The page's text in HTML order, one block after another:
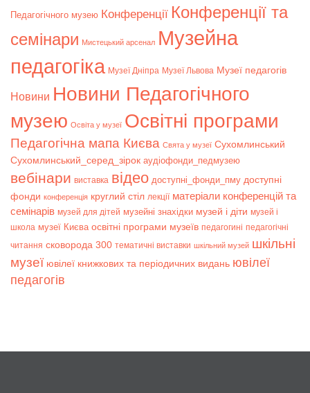
Педагогічного музею Конференції Конференції та
семінари Мистецький арсенал Музейна
педагогіка Музеї Дніпра Музеї Львова Музеї педагогів
Новини Новини Педагогічного
музею Освіта у музеї Освітні програми
Педагогічна мапа Києва Свята у музеї Сухомлинський
Сухомлинський_серед_зірок аудіофонди_педмузею
вебінари виставка відео доступні_фонди_пму доступні
фонди конференція круглий стіл лекції матеріали конференцій та
семінарів музей для дітей музейні знахідки музей і діти музей і
школа музеї Києва освітні програми музеїв педагогині педагогічні
читання сковорода 300 тематичні виставки шкільний музей шкільні
музеї ювілеї книжкових та періодичних видань ювілеї
педагогів